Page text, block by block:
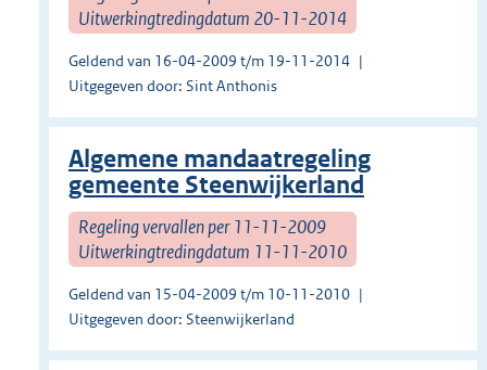
Uitwerkingtredingdatum 20-11-2014
Geldend van 16-04-2009 t/m 19-11-2014
Uitgegeven door: Sint Anthonis
Algemene mandaatregeling
gemeente Steenwijkerland
Regeling vervallen per 11-11-2009
Uitwerkingtredingdatum 11-11-2010
Geldend van 15-04-2009 t/m 10-11-2010
Uitgegeven door: Steenwijkerland